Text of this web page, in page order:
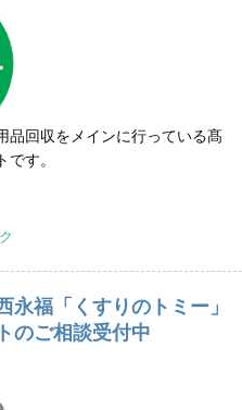
品回収をメインに行っている髙
す。
永福「くすりのトミー」
のご相談受付中